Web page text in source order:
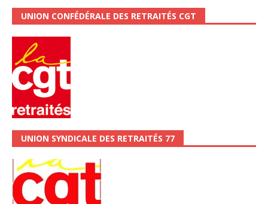
UNION CONFÉDÉRALE DES RETRAITÉS CGT
UNION SYNDICALE DES RETRAITÉS 77